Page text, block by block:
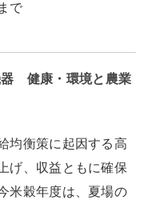
で
器 健康・環境と農業
均衡策に起因する高
げ、収益ともに確保
米穀年度は、夏場の